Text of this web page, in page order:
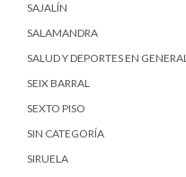
SAJALÍN
SALAMANDRA
SALUD Y DEPORTES EN GENERAL
SEIX BARRAL
SEXTO PISO
SIN CATEGORÍA
SIRUELA